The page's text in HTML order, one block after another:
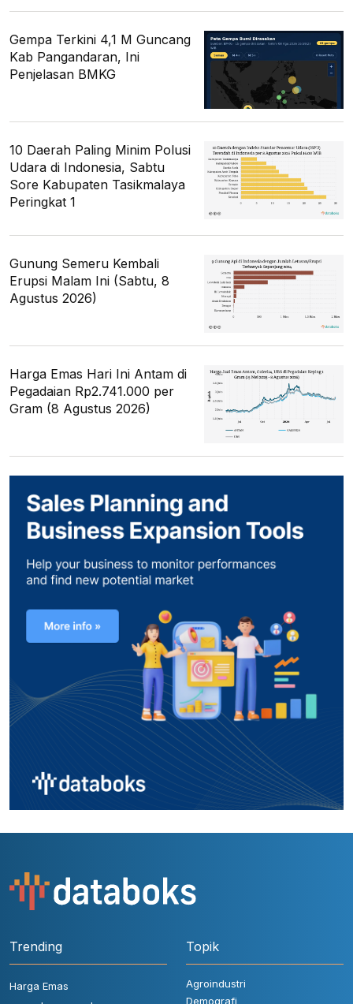
Gempa Terkini 4,1 M Guncang
Kab Pangandaran, Ini
Penjelasan BMKG
10 Daerah Paling Minim Polusi
Udara di Indonesia, Sabtu
Sore Kabupaten Tasikmalaya
Peringkat 1
Gunung Semeru Kembali
Erupsi Malam Ini (Sabtu, 8
Agustus 2026)
Harga Emas Hari Ini Antam di
Pegadaian Rp2.741.000 per
Gram (8 Agustus 2026)
Trending
Harga Emas
Topik
Agroindustri
Demografi